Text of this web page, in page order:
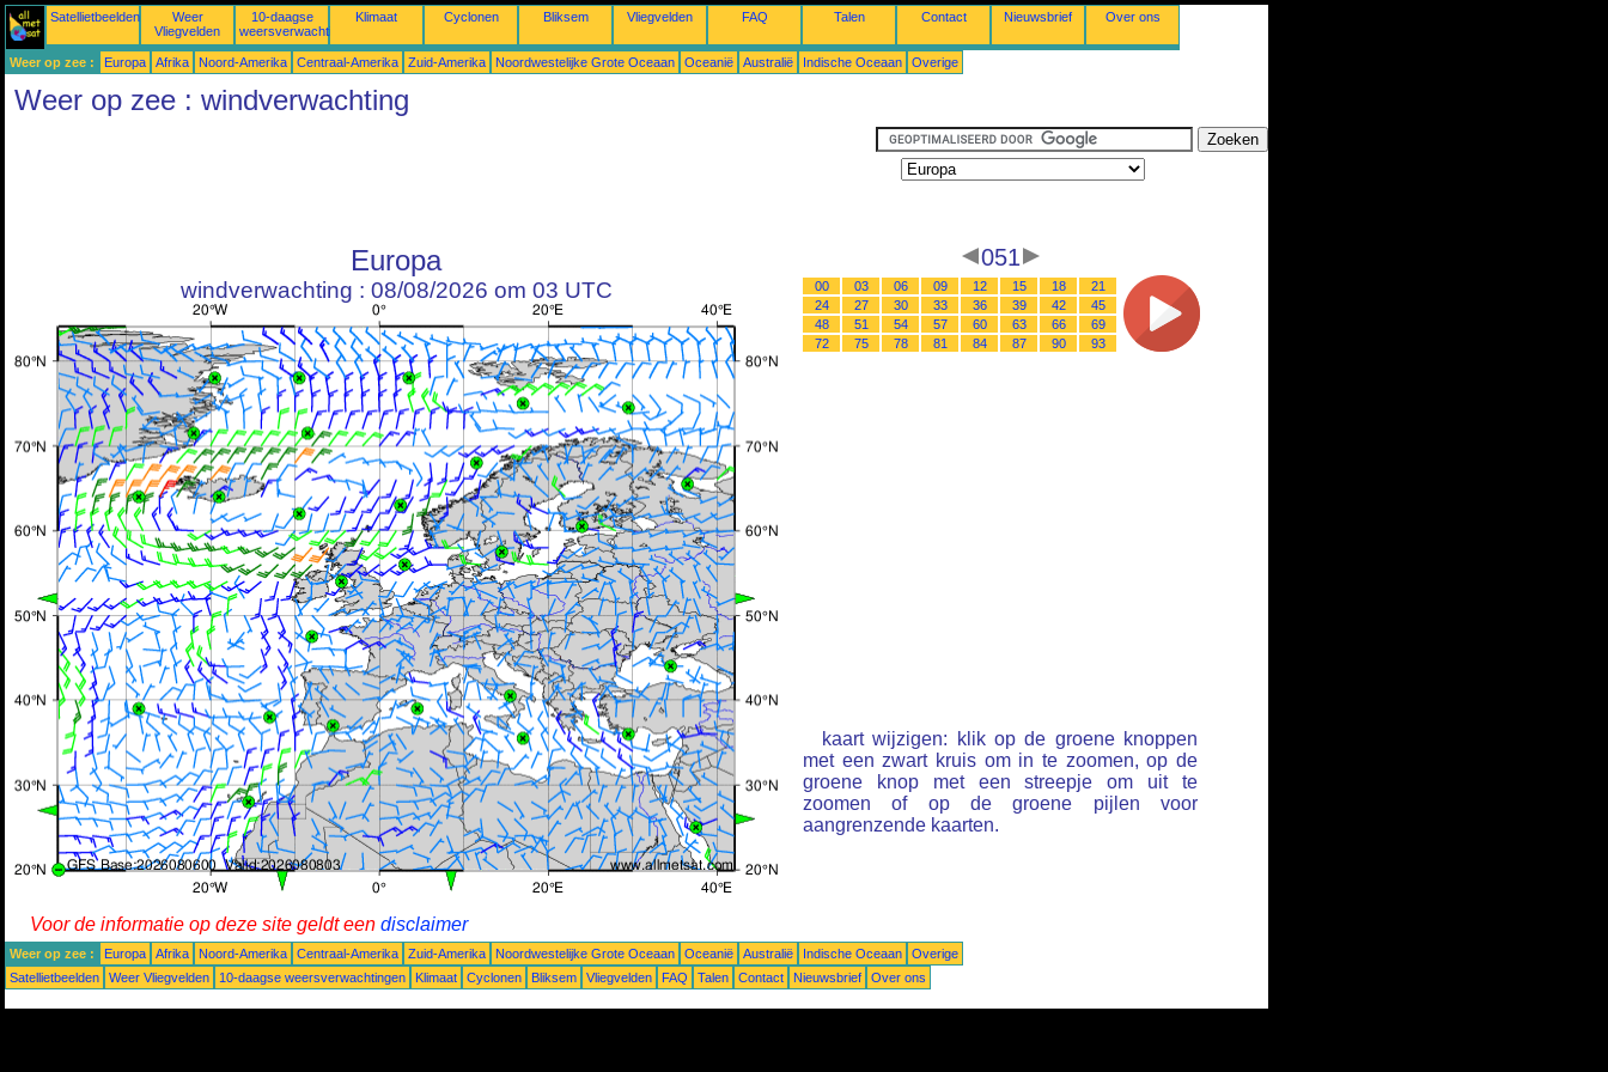
Satellietbeelden
Weer
Vliegvelden
10-daagse
weersverwachtingen
Klimaat Cyclonen Bliksem Vliegvelden FAQ Talen Contact Nieuwsbrief Over ons
Weer op zee : Europa Afrika Noord-Amerika Centraal-Amerika Zuid-Amerika Noordwestelijke Grote Oceaan Oceanië Australië Indische Oceaan Overige
Weer op zee : windverwachting
Europa
windverwachting : 08/08/2026 om 03 UTC
051
00 03 06 09 12 15 18
21
24
27 30 33 36 39 42
45
48
51 54 57 60 63 66
69
72
75 78 81 84 87 90 93
kaart wijzigen: klik op de groene knoppen
met een zwart kruis om in te zoomen, op de
groene knop met een streepje om uit te
zoomen of op de groene pijlen voor
aangrenzende kaarten.
Voor de informatie op deze site geldt een disclaimer
Weer op zee : Europa Afrika Noord-Amerika Centraal-Amerika Zuid-Amerika Noordwestelijke Grote Oceaan Oceanië Australië Indische Oceaan
Overige
Satellietbeelden
Weer Vliegvelden 10-daagse weersverwachtingen Klimaat Cyclonen Bliksem Vliegvelden FAQ Talen Contact Nieuwsbrief Over ons